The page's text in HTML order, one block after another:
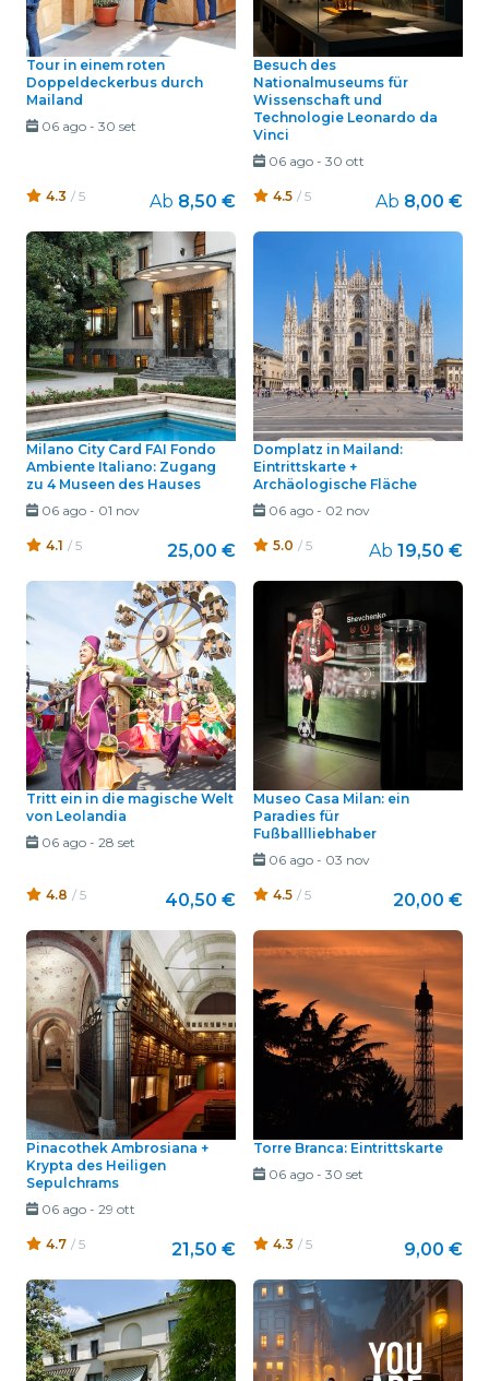
Tour in einem roten
Doppeldeckerbus durch
Mailand
06 ago- 30 set
4.3 / 5 Ab 8,50 €
Besuch des
Nationalmuseums für
Wissenschaft und
Technologie Leonardo da
Vinci
06 ago- 30 ott
4.5 / 5 Ab 8,00 €
Milano City Card FAI Fondo
Ambiente Italiano: Zugang
zu 4 Museen des Hauses
06 ago- 01 nov
4.1 / 5 25,00 €
Domplatz in Mailand:
Eintrittskarte +
Archäologische Fläche
06 ago- 02 nov
5.0 / 5 Ab 19,50 €
Tritt ein in die magische Welt
von Leolandia
06 ago- 28 set
4.8 / 5 40,50 €
Museo Casa Milan: ein
Paradies für
Fußballliebhaber
06 ago- 03 nov
4.5 / 5 20,00 €
Pinacothek Ambrosiana +
Krypta des Heiligen
Sepulchrams
06 ago- 29 ott
4.7 / 5 21,50 €
Torre Branca: Eintrittskarte
06 ago- 30 set
4.3 / 5 9,00 €